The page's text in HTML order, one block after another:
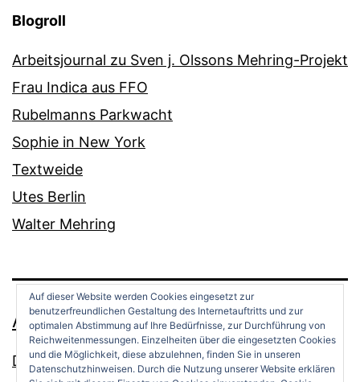
Blogroll
Arbeitsjournal zu Sven j. Olssons Mehring-Projekt
Frau Indica aus FFO
Rubelmanns Parkwacht
Sophie in New York
Textweide
Utes Berlin
Walter Mehring
ANDREAS OPPERMANN
Datenschutz
Auf dieser Website werden Cookies eingesetzt zur
benutzerfreundlichen Gestaltung des Internetauftritts und zur
optimalen Abstimmung auf Ihre Bedürfnisse, zur Durchführung von
Reichweitenmessungen. Einzelheiten über die eingesetzten Cookies
und die Möglichkeit, diese abzulehnen, finden Sie in unseren
Datenschutzhinweisen. Durch die Nutzung unserer Website erklären